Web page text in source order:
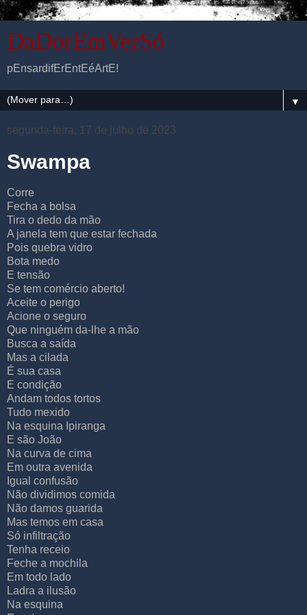
DaDorEmVerSó
pEnsardifErEntEéArtE!
▼
segunda-feira, 17 de julho de 2023
Swampa
Corre
Fecha a bolsa
Tira o dedo da mão
A janela tem que estar fechada
Pois quebra vidro
Bota medo
E tensão
Se tem comércio aberto!
Aceite o perigo
Acione o seguro
Que ninguém da-lhe a mão
Busca a saída
Mas a cilada
É sua casa
E condição
Andam todos tortos
Tudo mexido
Na esquina Ipiranga
E são João
Na curva de cima
Em outra avenida
Igual confusão
Não dividimos comida
Não damos guarida
Mas temos em casa
Só infiltração
Tenha receio
Feche a mochila
Em todo lado
Ladra a ilusão
Na esquina